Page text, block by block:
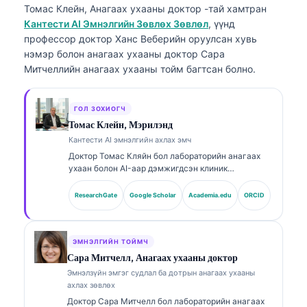
Томас Клейн, Анагаах ухааны доктор -тай хамтран
Кантести AI Эмнэлгийн Зөвлөх Зөвлөл, үүнд
профессор доктор Ханс Веберийн оруулсан хувь
нэмэр болон анагаах ухааны доктор Сара
Митчеллийн анагаах ухааны тойм багтсан болно.
ГОЛ ЗОХИОГЧ
Томас Клейн, Мэрилэнд
Кантести AI эмнэлгийн ахлах эмч
Доктор Томас Кляйн бол лабораторийн анагаах
ухаан болон AI-аар дэмжигдсэн клиник
шинжилгээнд 15 гаруй жилийн туршлагатай,
зөвшөөрөгдсөн (board-certified) клиник
гематологич, дотрын эмч юм. Kantesti AI
эмнэлзүйн үнэн зөв байдлын талаар эмнэлзүйн
хяналтыг хэрэгжүүлдэг. Доктор Кляйн нь
биомаркерын тайлбар болон лабораторийн
оношилгооны чиглэлээр лабораторийн анагаах
ухааны сэдвүүд дээр өргөн хүрээнд хэвлүүлсэн.
ResearchGate Google Scholar Academia.edu ORCID
ЭМНЭЛГИЙН ТОЙМЧ
Сара Митчелл, Анагаах ухааны доктор
Эмнэлзүйн эмгэг судлал ба дотрын анагаах ухааны
ахлах зөвлөх
Доктор Сара Митчелл бол лабораторийн анагаах